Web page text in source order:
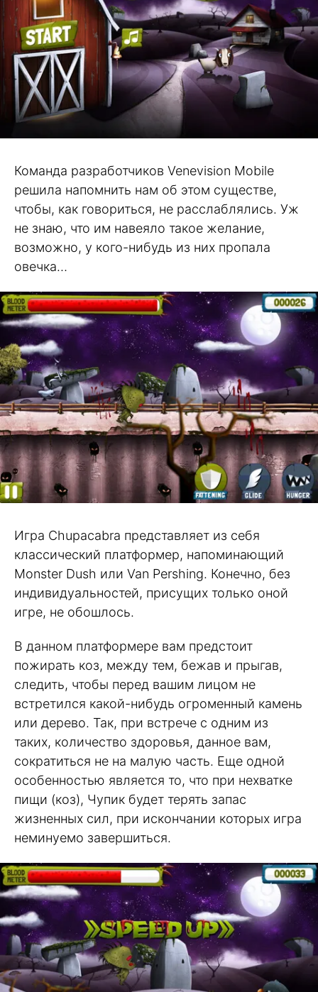
Команда разработчиков Venevision Mobile
решила напомнить нам об этом существе,
чтобы, как говориться, не расслаблялись. Уж
не знаю, что им навеяло такое желание,
возможно, у кого-нибудь из них пропала
овечка…
Игра Chupacabra представляет из себя
классический платформер, напоминающий
Monster Dush или Van Pershing. Конечно, без
индивидуальностей, присущих только оной
игре, не обошлось.
В данном платформере вам предстоит
пожирать коз, между тем, бежав и прыгав,
следить, чтобы перед вашим лицом не
встретился какой-нибудь огроменный камень
или дерево. Так, при встрече с одним из
таких, количество здоровья, данное вам,
сократиться не на малую часть. Еще одной
особенностью является то, что при нехватке
пищи (коз), Чупик будет терять запас
жизненных сил, при искончании которых игра
неминуемо завершиться.